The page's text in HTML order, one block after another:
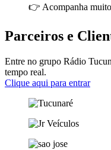
👉 Acompanha
Parceiros e
Entre no grupo Rádio
tempo real.
Clique aqui para entrar